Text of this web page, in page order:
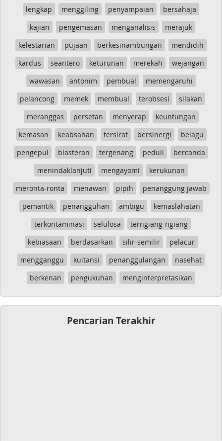
lengkap
menggiling penyampaian
bersahaja
kajian
pengemasan menganalisis
merajuk
kelestarian
pujaan berkesinambungan
mendidih
kardus
seantero keturunan merekah
wejangan
wawasan
antonim pembual
memengaruhi
pelancong
memek membual terobsesi
silakan
meranggas
persetan menyerap
keuntungan
kemasan
keabsahan tersirat bersinergi
belagu
pengepul
blasteran tergenang peduli
bercanda
menindaklanjuti
mengayomi
kerukunan
meronta-ronta
menawan pipih
penanggung jawab
pemantik
penangguhan ambigu
kemaslahatan
terkontaminasi
selulosa
terngiang-ngiang
kebiasaan
berdasarkan silir-semilir
pelacur
mengganggu
kuitansi penanggulangan
nasehat